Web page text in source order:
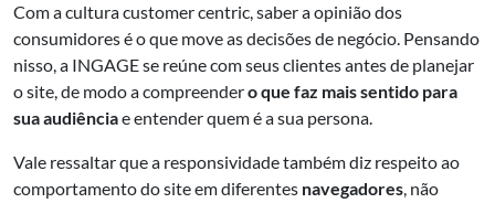
Com a cultura customer centric, saber a opinião dos
consumidores é o que move as decisões de negócio. Pensando
nisso, a INGAGE se reúne com seus clientes antes de planejar
o site, de modo a compreendero que faz mais sentido para
sua audiênciae entender quem é a sua persona.
Vale ressaltar que a responsividade também diz respeito ao
comportamento do site em diferentes navegadores, não